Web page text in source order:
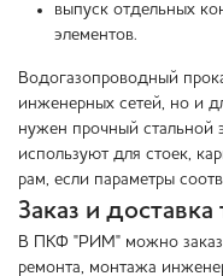
выпуск отдельных
элементов.
Водогазопроводный
инженерных сетей, но и
нужен прочный стальной
используют для стоек,
рам, если параметры
Заказ и
В ПКФ "РИМ" можно
ремонта, монтажа